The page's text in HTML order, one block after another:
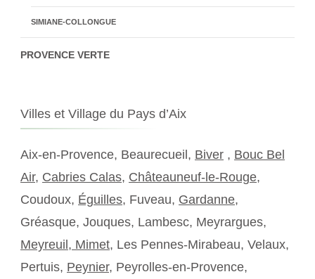
SIMIANE-COLLONGUE
PROVENCE VERTE
Villes et Village du Pays d’Aix
Aix-en-Provence, Beaurecueil, Biver , Bouc Bel
Air, Cabries Calas, Châteauneuf-le-Rouge,
Coudoux, Éguilles, Fuveau, Gardanne,
Gréasque, Jouques, Lambesc, Meyrargues,
Meyreuil, Mimet, Les Pennes-Mirabeau, Velaux,
Pertuis, Peynier, Peyrolles-en-Provence,